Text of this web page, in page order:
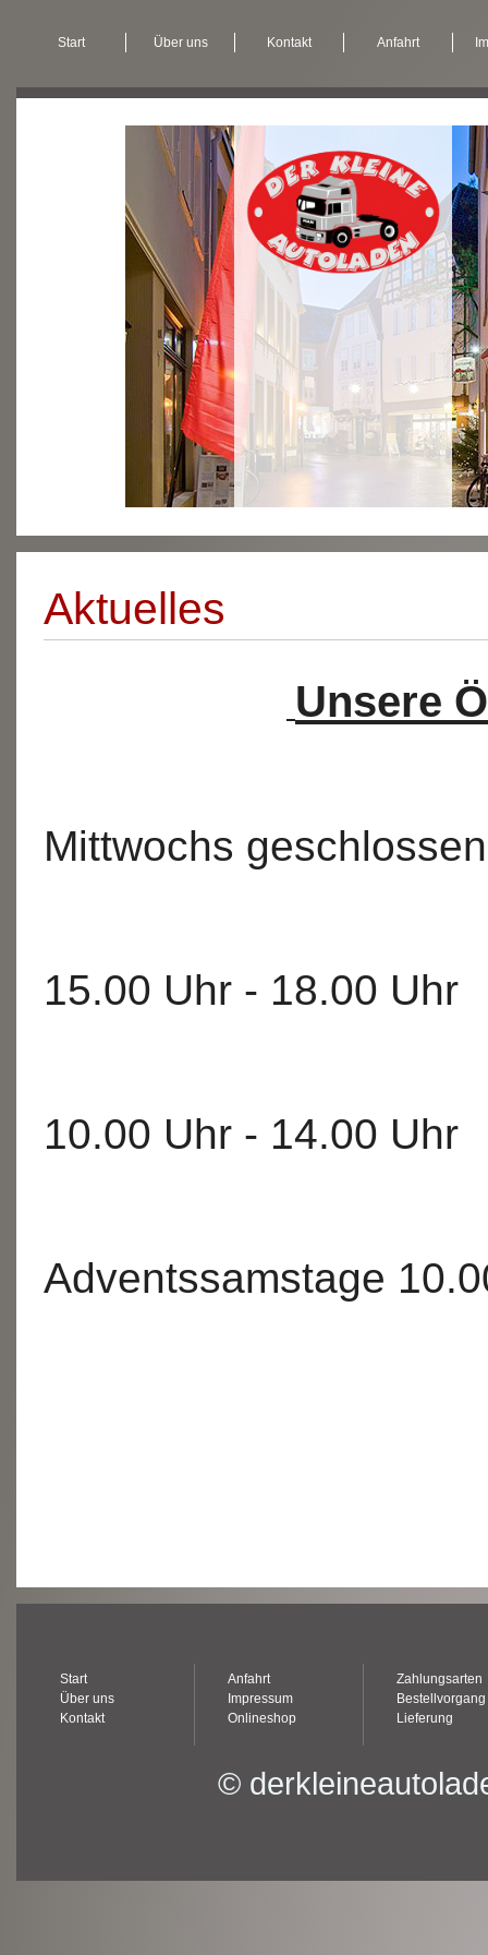
Start Über uns Kontakt Anfahrt
Aktuelles
Unsere
Mittwochs geschlossen
15.00 Uhr - 18.00 Uhr
10.00 Uhr - 14.00 Uhr
Adventssamstage
Start
Über uns
Kontakt
Anfahrt
Impressum
Onlineshop
Zahlungsarten
Bestellvorgang
Lieferung
©